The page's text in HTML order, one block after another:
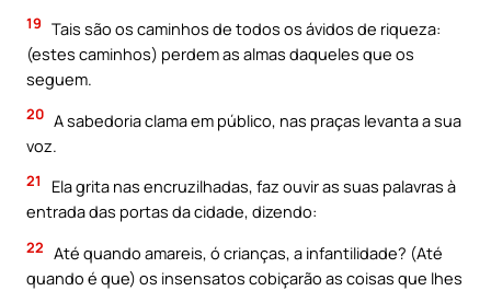
19 Tais são os caminhos de todos os ávidos de riqueza:
(estes caminhos) perdem as almas daqueles que os
seguem.
20 A sabedoria clama em público, nas praças levanta a sua
voz.
21
Ela grita nas encruzilhadas, faz ouvir as suas palavras à
entrada das portas da cidade, dizendo:
22 Até quando amareis, ó crianças, a infantilidade? (Até
quando é que) os insensatos cobiçarão as coisas que lhes